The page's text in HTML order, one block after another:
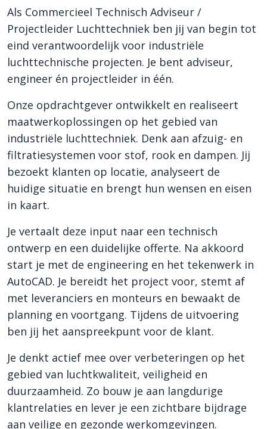
Als Commercieel Technisch Adviseur /
Projectleider Luchttechniek ben jij van begin tot
eind verantwoordelijk voor industriële
luchttechnische projecten. Je bent adviseur,
engineer én projectleider in één.
Onze opdrachtgever ontwikkelt en realiseert
maatwerkoplossingen op het gebied van
industriële luchttechniek. Denk aan afzuig- en
filtratiesystemen voor stof, rook en dampen. Jij
bezoekt klanten op locatie, analyseert de
huidige situatie en brengt hun wensen en eisen
in kaart.
Je vertaalt deze input naar een technisch
ontwerp en een duidelijke offerte. Na akkoord
start je met de engineering en het tekenwerk in
AutoCAD. Je bereidt het project voor, stemt af
met leveranciers en monteurs en bewaakt de
planning en voortgang. Tijdens de uitvoering
ben jij het aanspreekpunt voor de klant.
Je denkt actief mee over verbeteringen op het
gebied van luchtkwaliteit, veiligheid en
duurzaamheid. Zo bouw je aan langdurige
klantrelaties en lever je een zichtbare bijdrage
aan veilige en gezonde werkomgevingen.